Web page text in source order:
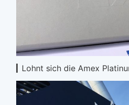
Lohnt sich die Amex